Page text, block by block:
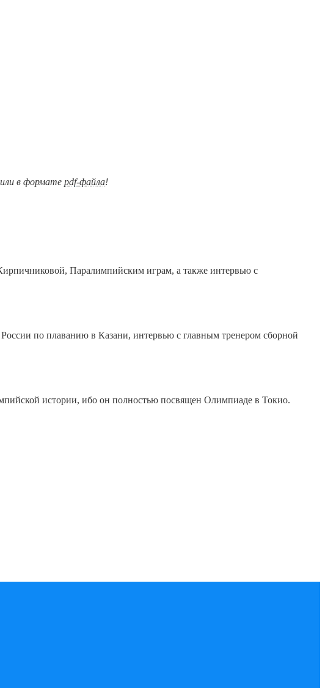
или в форматеpdf-файла!
Паралимпийским играм, а также интервью с
по плаванию в Казани, интервью с главным тренером сборной
истории, ибо он полностью посвящен Олимпиаде в Токио.